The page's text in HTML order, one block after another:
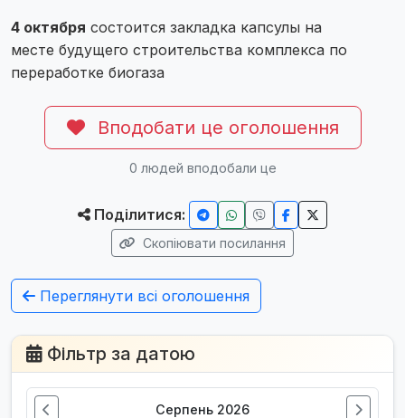
4 октября состоится закладка капсулы на
месте будущего строительства комплекса по
переработке биогаза
Вподобати це оголошення
0 людей вподобали це
Поділитися:
Скопіювати посилання
Переглянути всі оголошення
Фільтр за датою
Серпень 2026